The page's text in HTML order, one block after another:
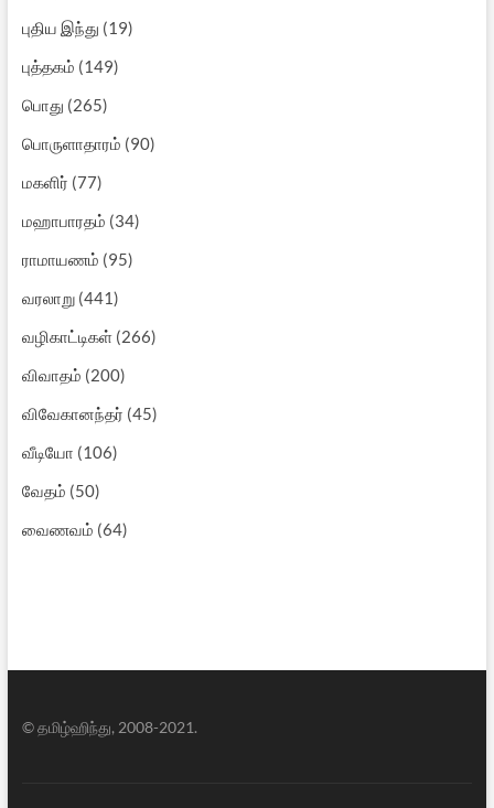
புதிய இந்து (19)
புத்தகம் (149)
பொது (265)
பொருளாதாரம் (90)
மகளிர் (77)
மஹாபாரதம் (34)
ராமாயணம் (95)
வரலாறு(441)
வழிகாட்டிகள்(266)
விவாதம் (200)
விவேகானந்தர் (45)
வீடியோ (106)
வேதம் (50)
வைணவம் (64)
© தமிழ்ஹிந்து, 2008-2021.